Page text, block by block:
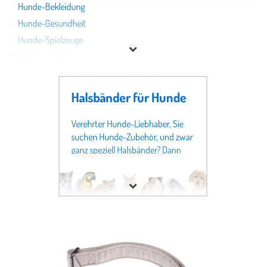
Hunde-Bekleidung
Hunde-Gesundheit
Hunde-Spielzeuge
Ausläufe, Hütten & Zwinger
Betten, Kissen & Körbe
Erziehungshilfen & Agility
Fahrradanhänger & -körbe
Gassi-Produkte
Transport- & Autoboxen
Hygiene- & Pflegeprodukte
Halsbänder für Hunde
Verehrter Hunde-Liebhaber, Sie
suchen Hunde-Zubehör, und zwar
ganz speziell Halsbänder? Dann
richtig - denn Sie befinden sich bei
Futter & Tierbedarf
Halsbänder. Wir haben auf dieser
Seite das Angebot an Halsbänder